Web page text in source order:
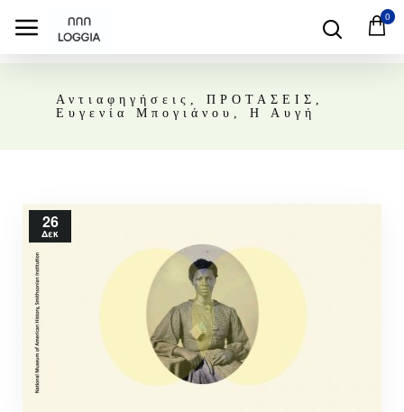
0
Αντιαφηγήσεις, ΠΡΟΤΑΣΕΙΣ,
Ευγενία Μπογιάνου, Η Αυγή
26
Δεκ